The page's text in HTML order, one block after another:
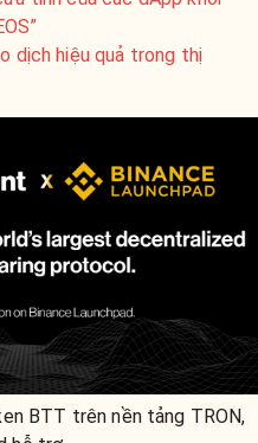
dịch hiệu quả trong thị
BTT trên nền tảng TRON,